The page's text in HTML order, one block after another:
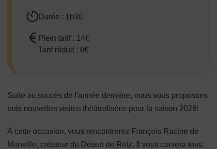
Durée : 1h30
Plein tarif : 14€
Tarif réduit : 8€
Suite au succès de l'année dernière, nous vous proposons
trois nouvelles visites théâtralisées pour la saison 2026!
À cette occasion, vous rencontrerez François Racine de
Monville, créateur du Désert de Retz. Il vous contera tous